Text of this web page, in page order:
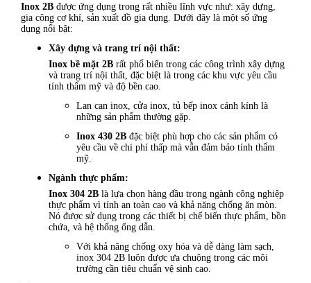
Inox 2B được ứng dụng trong rất nhiều lĩnh vực như: xây dựng,
gia công cơ khí, sản xuất đồ gia dụng. Dưới đây là một số ứng
dụng nổi bật:
Xây dựng và trang trí nội thất:
Inox bề mặt 2B rất phổ biến trong các công trình xây dựng
và trang trí nội thất, đặc biệt là trong các khu vực yêu cầu
tính thẩm mỹ và độ bền cao.
Lan can inox, cửa inox, tủ bếp inox cánh kính là
những sản phẩm thường gặp.
Inox 430 2B đặc biệt phù hợp cho các sản phẩm có
yêu cầu về chi phí thấp mà vẫn đảm bảo tính thẩm
mỹ.
Ngành thực phẩm:
Inox 304 2B là lựa chọn hàng đầu trong ngành công nghiệp
thực phẩm vì tính an toàn cao và khả năng chống ăn mòn.
Nó được sử dụng trong các thiết bị chế biến thực phẩm, bồn
chứa, và hệ thống ống dẫn.
Với khả năng chống oxy hóa và dễ dàng làm sạch,
inox 304 2B luôn được ưa chuộng trong các môi
trường cần tiêu chuẩn vệ sinh cao.